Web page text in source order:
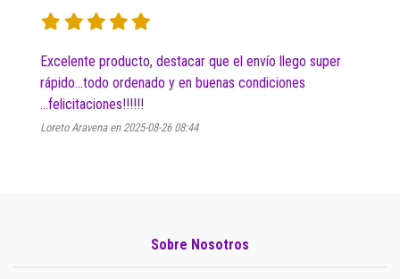
Excelente producto, destacar que el envío llego super
rápido...todo ordenado y en buenas condiciones
...felicitaciones!!!!!!
Loreto Aravena en 2025-08-26 08:44
Sobre Nosotros